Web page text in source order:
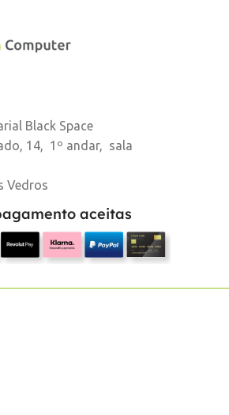
Black Space
14, 1º andar, sala
Vedros
aceitas